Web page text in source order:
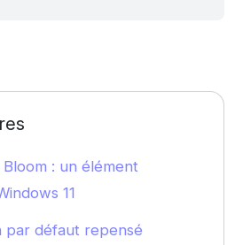
: un élément
11
par défaut repensé